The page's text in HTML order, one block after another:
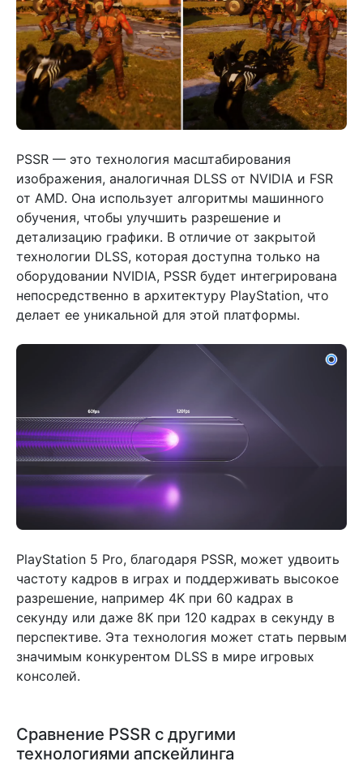
PSSR — это технология масштабирования
изображения, аналогичная DLSS от NVIDIA и FSR
от AMD. Она использует алгоритмы машинного
обучения, чтобы улучшить разрешение и
детализацию графики. В отличие от закрытой
технологии DLSS, которая доступна только на
оборудовании NVIDIA, PSSR будет интегрирована
непосредственно в архитектуру PlayStation, что
делает ее уникальной для этой платформы.
PlayStation 5 Pro, благодаря PSSR, может удвоить
частоту кадров в играх и поддерживать высокое
разрешение, например 4K при 60 кадрах в
секунду или даже 8K при 120 кадрах в секунду в
перспективе. Эта технология может стать первым
значимым конкурентом DLSS в мире игровых
консолей.
Сравнение PSSR с другими
технологиями апскейлинга